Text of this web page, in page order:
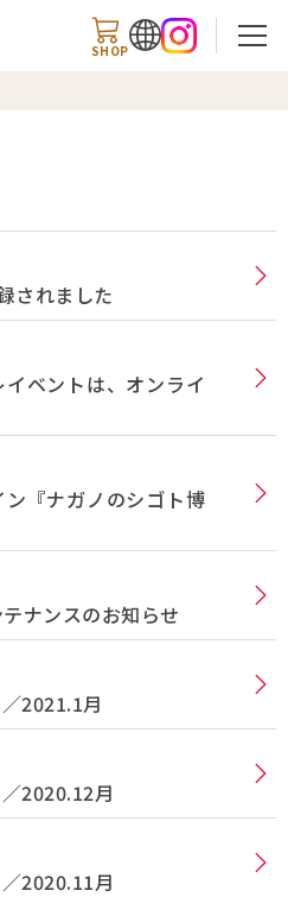
SHOP
されました
ベントは、オンライ
『ナガノのシゴト博
ナンスのお知らせ
2021.1月
2020.12月
2020.11月